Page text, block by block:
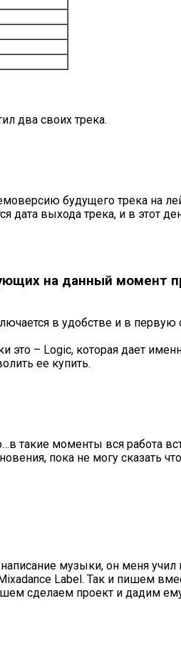
два своих трека.
будущего трека на
дата выхода трека, и в этот
на данный момент
в удобстве и в первую
– Logic, которая дает
ее купить.
моменты вся работа
пока не могу сказать
музыки, он меня
Label. Так и пишем
сделаем проект и дадим